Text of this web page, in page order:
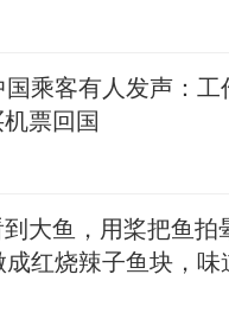
乘客有人发声：工
票回国
大鱼，用桨把鱼拍
成红烧辣子鱼块，味